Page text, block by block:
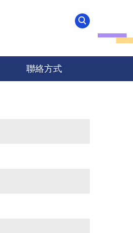
聯絡方式